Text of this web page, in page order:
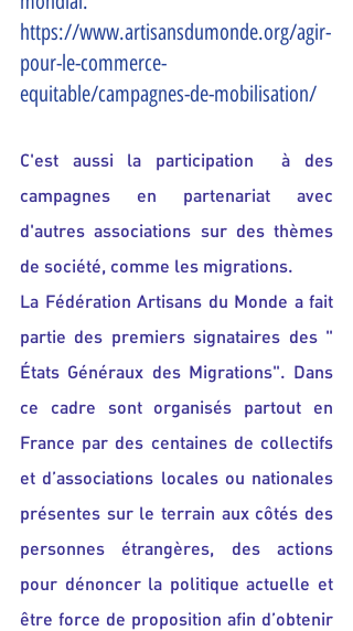
https://www.artisansdumonde.org/agir-
pour-le-commerce-
equitable/campagnes-de-mobilisation/
C'est aussi la participation  à des
campagnes en partenariat avec
d'autres associations sur des thèmes
de société, comme les migrations.
La Fédération Artisans du Monde a fait
partie des premiers signataires des "
États Généraux des Migrations". Dans
ce cadre sont organisés partout en
France par des centaines de collectifs
et d’associations locales ou nationales
présentes sur le terrain aux côtés des
personnes étrangères, des actions
pour dénoncer la politique actuelle et
être force de proposition afin d’obtenir